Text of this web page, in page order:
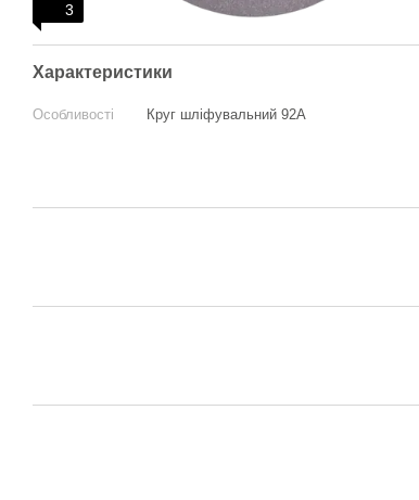
3
Характеристики
Особливості Круг шліфувальний 92А